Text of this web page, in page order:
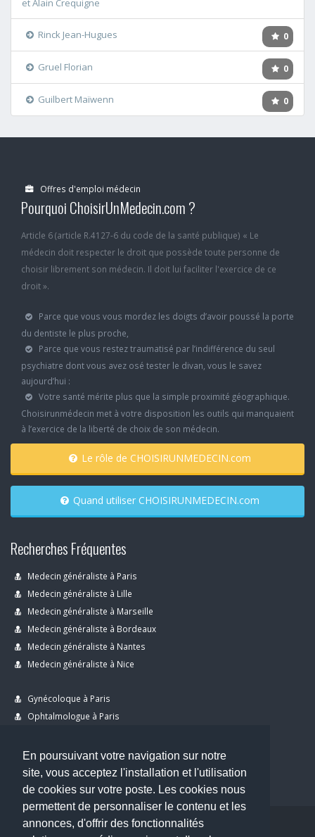
En poursuivant votre navigation sur notre
site, vous acceptez l'installation et l'utilisation
de cookies sur votre poste. Les cookies nous
permettent de personnaliser le contenu et les
annonces, d'offrir des fonctionnalités
et Alain Crequigne
0
Rinck Jean-Hugues
0
Gruel Florian
0
Guilbert Maïwenn
Offres d'emploi médecin
Pourquoi ChoisirUnMedecin.com ?
Article 6 (article R.4127-6 du code de la santé publique) « Le
médecin doit respecter le droit que possède toute personne de
choisir librement son médecin. Il doit lui faciliter l'exercice de ce
droit ».
Parce que vous vous mordez les doigts d’avoir poussé la porte
du dentiste le plus proche,
Parce que vous restez traumatisé par l’indifférence du seul
psychiatre dont vous avez osé tester le divan, vous le savez
aujourd’hui :
Votre santé mérite plus que la simple proximité géographique.
Choisirunmédecin met à votre disposition les outils qui manquaient
à l’exercice de la liberté de choix de son médecin.
Le rôle de CHOISIRUNMEDECIN.com
Quand utiliser CHOISIRUNMEDECIN.com
Recherches Fréquentes
Medecin généraliste à Paris
Medecin généraliste à Lille
Medecin généraliste à Marseille
Medecin généraliste à Bordeaux
Medecin généraliste à Nantes
Medecin généraliste à Nice
Gynécoloque à Paris
Ophtalmologue à Paris
Dentiste à Paris